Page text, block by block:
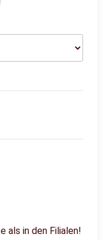
als in den Filialen!